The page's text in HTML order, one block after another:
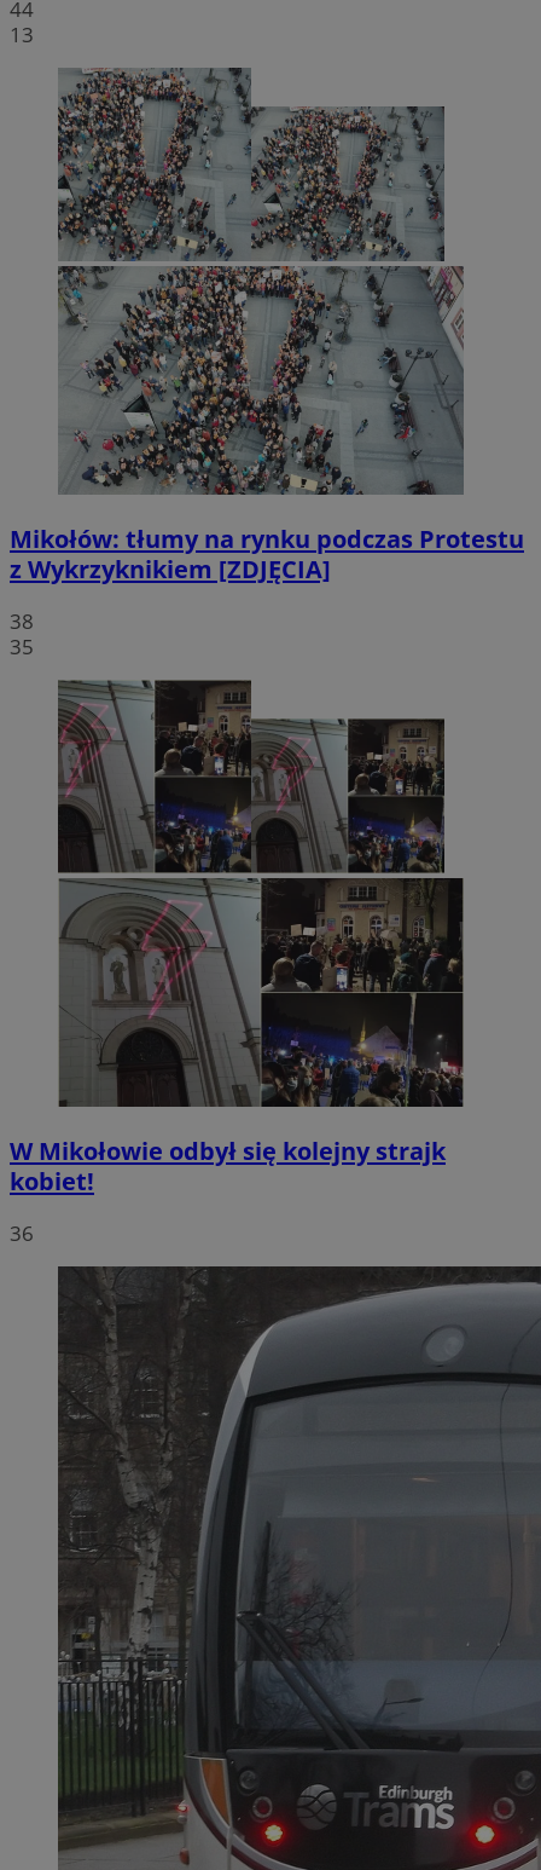
44
13
Mikołów: tłumy na rynku podczas Protestu
z Wykrzyknikiem [ZDJĘCIA]
38
35
W Mikołowie odbył się kolejny strajk
kobiet!
36